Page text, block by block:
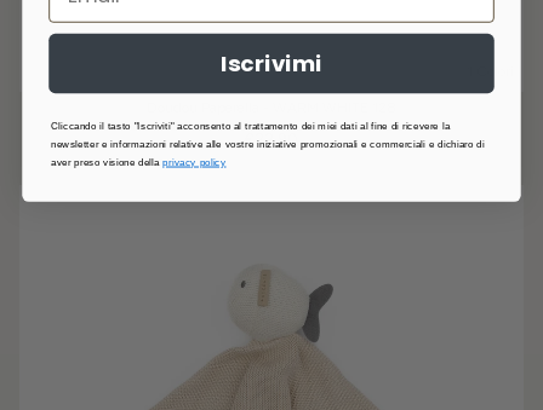
€22,90
Iscrivimi
Cliccando il tasto "Iscriviti" acconsento al trattamento dei miei dati al fine di ricevere la
newsletter e informazioni relative alle vostre iniziative promozionali e commerciali e dichiaro di
aver preso visione dellaprivacy policy